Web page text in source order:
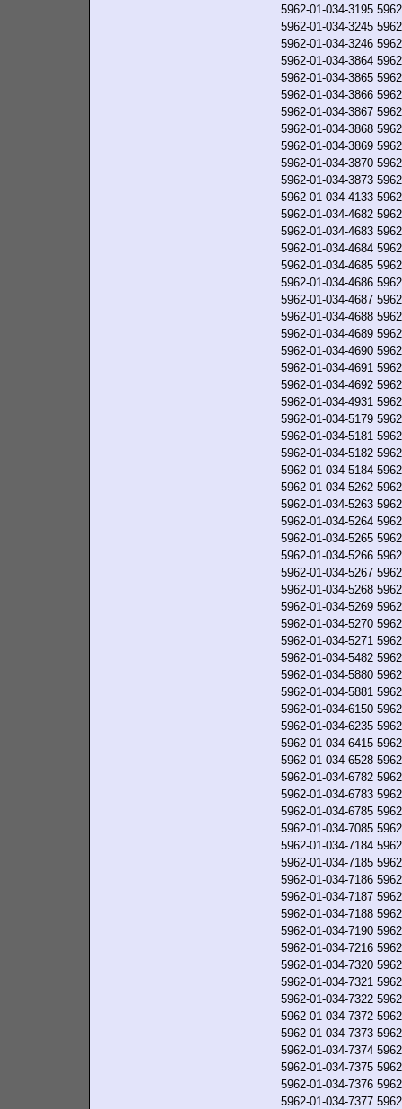
5962-01-034-3195
5962-01-034-3245
5962-01-034-3246
5962-01-034-3864
5962-01-034-3865
5962-01-034-3866
5962-01-034-3867
5962-01-034-3868
5962-01-034-3869
5962-01-034-3870
5962-01-034-3873
5962-01-034-4133
5962-01-034-4682
5962-01-034-4683
5962-01-034-4684
5962-01-034-4685
5962-01-034-4686
5962-01-034-4687
5962-01-034-4688
5962-01-034-4689
5962-01-034-4690
5962-01-034-4691
5962-01-034-4692
5962-01-034-4931
5962-01-034-5179
5962-01-034-5181
5962-01-034-5182
5962-01-034-5184
5962-01-034-5262
5962-01-034-5263
5962-01-034-5264
5962-01-034-5265
5962-01-034-5266
5962-01-034-5267
5962-01-034-5268
5962-01-034-5269
5962-01-034-5270
5962-01-034-5271
5962-01-034-5482
5962-01-034-5880
5962-01-034-5881
5962-01-034-6150
5962-01-034-6235
5962-01-034-6415
5962-01-034-6528
5962-01-034-6782
5962-01-034-6783
5962-01-034-6785
5962-01-034-7085
5962-01-034-7184
5962-01-034-7185
5962-01-034-7186
5962-01-034-7187
5962-01-034-7188
5962-01-034-7190
5962-01-034-7216
5962-01-034-7320
5962-01-034-7321
5962-01-034-7322
5962-01-034-7372
5962-01-034-7373
5962-01-034-7374
5962-01-034-7375
5962-01-034-7376
5962-01-034-7377